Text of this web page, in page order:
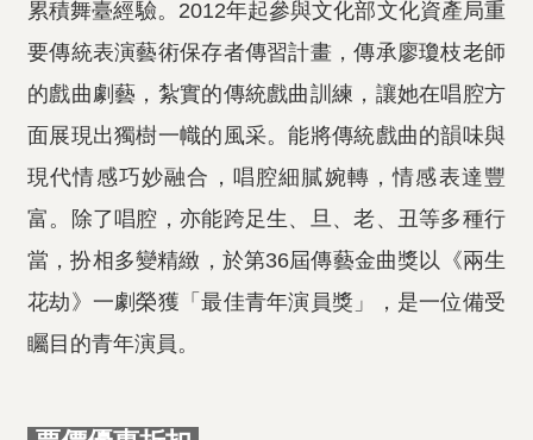
累積舞臺經驗。2012年起參與文化部文化資產局重
要傳統表演藝術保存者傳習計畫，傳承廖瓊枝老師
的戲曲劇藝，紮實的傳統戲曲訓練，讓她在唱腔方
面展現出獨樹一幟的風采。能將傳統戲曲的韻味與
現代情感巧妙融合，唱腔細膩婉轉，情感表達豐
富。除了唱腔，亦能跨足生、旦、老、丑等多種行
當，扮相多變精緻，於第36屆傳藝金曲獎以《兩生
花劫》一劇榮獲「最佳青年演員獎」，是一位備受
矚目的青年演員。